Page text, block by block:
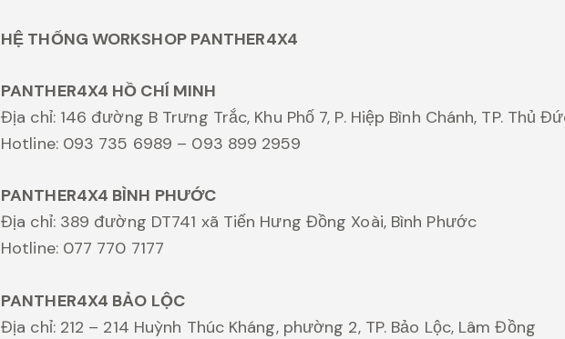
HỆ THỐNG WORKSHOP PANTHER4X4
PANTHER4X4 HỒ CHÍ MINH
Địa chỉ: 146 đường B Trưng Trắc, Khu Phố 7, P. Hiệp Bình Chánh, TP. Thủ
Hotline: 093 735 6989 – 093 899 2959
PANTHER4X4 BÌNH PHƯỚC
Địa chỉ: 389 đường DT741 xã Tiến Hưng Đồng Xoài, Bình Phước
Hotline: 077 770 7177
PANTHER4X4 BẢO LỘC
Địa chỉ: 212 – 214 Huỳnh Thúc Kháng, phường 2, TP. Bảo Lộc, Lâm Đồng